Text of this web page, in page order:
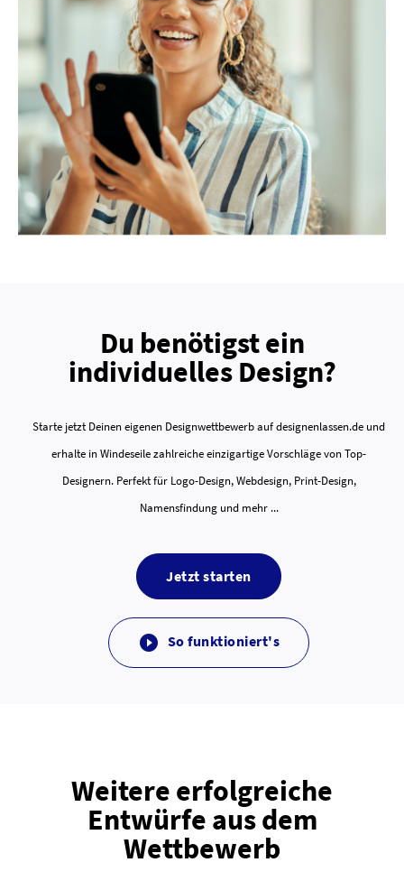
Du benötigst ein
individuelles Design?
Starte jetzt Deinen eigenen Designwettbewerb auf designenlassen.de und
erhalte in Windeseile zahlreiche einzigartige Vorschläge von Top-
Designern. Perfekt für Logo-Design, Webdesign, Print-Design,
Namensfindung und mehr ...
Jetzt starten
 So funktioniert's
Weitere erfolgreiche
Entwürfe aus dem
Wettbewerb